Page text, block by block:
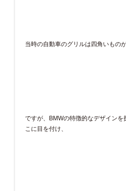
当時の自動車のグリルは四角いもの
ですが、BMWの特徴的なデザインを
こに目を付け、